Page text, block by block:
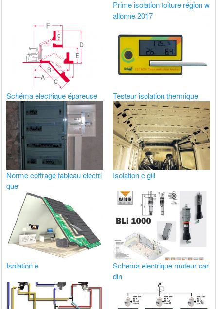
Prime isolation toiture région w
allonne 2017
Schéma electrique épareuse Testeur isolation thermique
Norme coffrage tableau electri
que
Isolation c gill
Isolation e
Schema electrique moteur car
din